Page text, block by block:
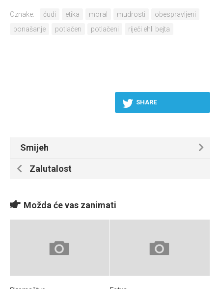
Oznake: ćudi etika moral mudrosti
obespravljeni
ponašanje
potlačen potlačeni riječi ehli bejta
SHARE
Smijeh
Zalutalost
Možda će vas zanimati